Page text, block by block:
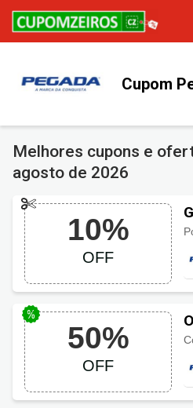
Cupom
Melhores cupons e
agosto de 2026
10%
OFF
50%
OFF